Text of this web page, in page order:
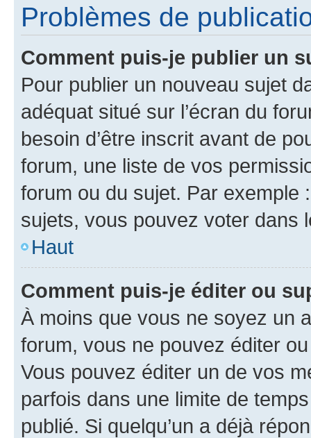
Problèmes de
Comment puis-je publier un
Pour publier un nouveau sujet
adéquat situé sur l’écran du
besoin d’être inscrit avant de
forum, une liste de vos
forum ou du sujet. Par exemple
sujets, vous pouvez voter dans
Haut
Comment puis-je éditer ou
À moins que vous ne soyez un
forum, vous ne pouvez éditer
Vous pouvez éditer un de vos
parfois dans une limite de
publié. Si quelqu’un a déjà